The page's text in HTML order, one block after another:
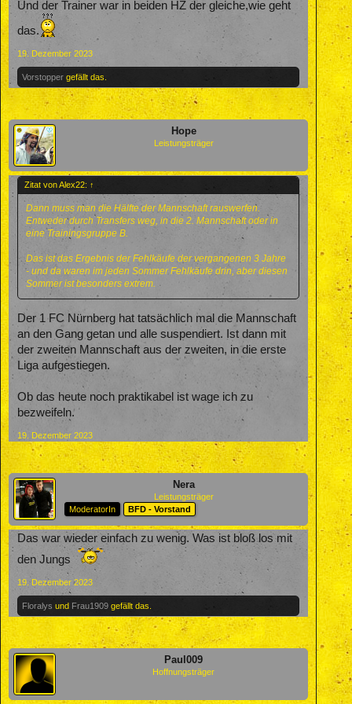
Und der Trainer war in beiden HZ der gleiche,wie geht
das.
19. Dezember 2023
Vorstopper gefällt das.
Hope
Leistungsträger
Zitat von Alex22: ↑
Dann muss man die Hälfte der Mannschaft rauswerfen.
Entweder durch Transfers weg, in die 2. Mannschaft oder in
eine Trainingsgruppe B.
Das ist das Ergebnis der Fehlkäufe der vergangenen 3 Jahre
- und da waren im jeden Sommer Fehlkäufe drin, aber diesen
Sommer ist besonders extrem.
Der 1 FC Nürnberg hat tatsächlich mal die Mannschaft
an den Gang getan und alle suspendiert. Ist dann mit
der zweiten Mannschaft aus der zweiten, in die erste
Liga aufgestiegen.
Ob das heute noch praktikabel ist wage ich zu
bezweifeln.
19. Dezember 2023
Nera
Leistungsträger
ModeratorIn
BFD - Vorstand
Das war wieder einfach zu wenig. Was ist bloß los mit
den Jungs
19. Dezember 2023
Floralys und Frau1909 gefällt das.
Paul009
Hoffnungsträger